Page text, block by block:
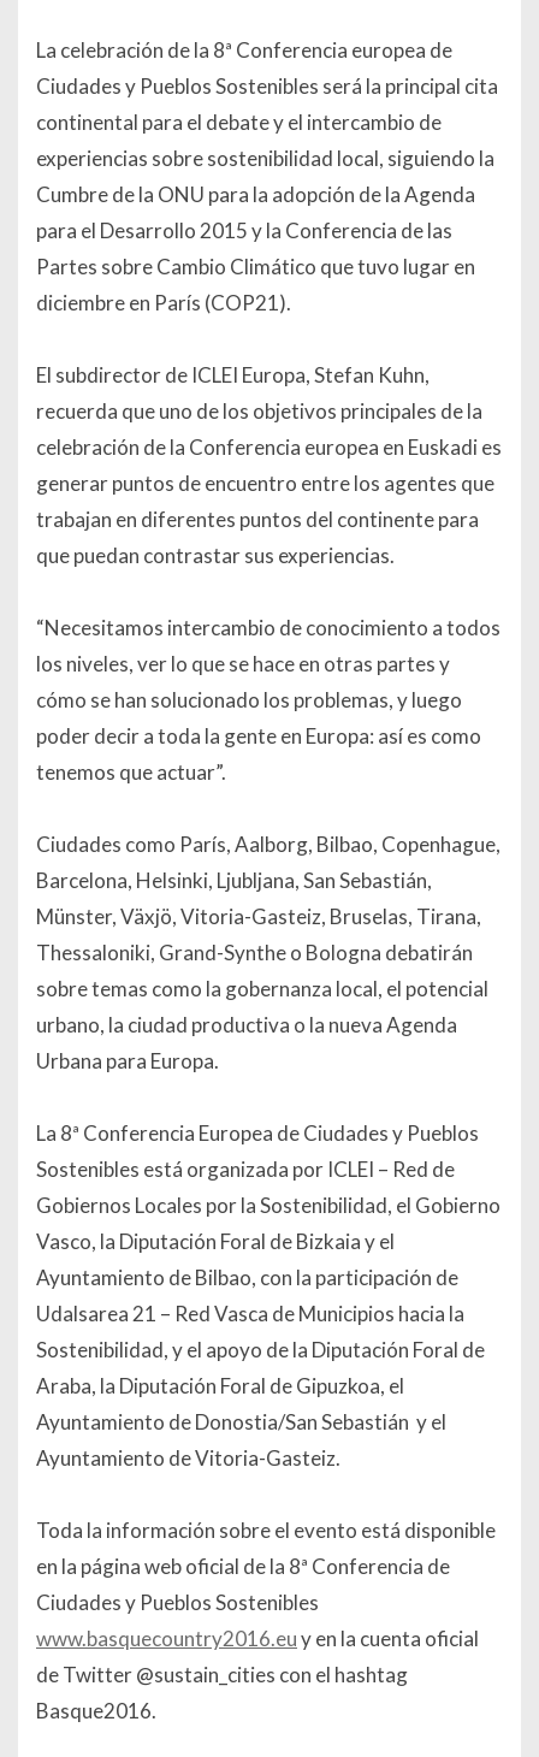
La celebración de la 8ª Conferencia europea de
Ciudades y Pueblos Sostenibles será la principal cita
continental para el debate y el intercambio de
experiencias sobre sostenibilidad local, siguiendo la
Cumbre de la ONU para la adopción de la Agenda
para el Desarrollo 2015 y la Conferencia de las
Partes sobre Cambio Climático que tuvo lugar en
diciembre en París (COP21).
El subdirector de ICLEI Europa, Stefan Kuhn,
recuerda que uno de los objetivos principales de la
celebración de la Conferencia europea en Euskadi es
generar puntos de encuentro entre los agentes que
trabajan en diferentes puntos del continente para
que puedan contrastar sus experiencias.
“Necesitamos intercambio de conocimiento a todos
los niveles, ver lo que se hace en otras partes y
cómo se han solucionado los problemas, y luego
poder decir a toda la gente en Europa: así es como
tenemos que actuar”.
Ciudades como París, Aalborg, Bilbao, Copenhague,
Barcelona, Helsinki, Ljubljana, San Sebastián,
Münster, Växjö, Vitoria-Gasteiz, Bruselas, Tirana,
Thessaloniki, Grand-Synthe o Bologna debatirán
sobre temas como la gobernanza local, el potencial
urbano, la ciudad productiva o la nueva Agenda
Urbana para Europa.
La 8ª Conferencia Europea de Ciudades y Pueblos
Sostenibles está organizada por ICLEI – Red de
Gobiernos Locales por la Sostenibilidad, el Gobierno
Vasco, la Diputación Foral de Bizkaia y el
Ayuntamiento de Bilbao, con la participación de
Udalsarea 21 – Red Vasca de Municipios hacia la
Sostenibilidad, y el apoyo de la Diputación Foral de
Araba, la Diputación Foral de Gipuzkoa, el
Ayuntamiento de Donostia/San Sebastián y el
Ayuntamiento de Vitoria-Gasteiz.
Toda la información sobre el evento está disponible
en la página web oficial de la 8ª Conferencia de
Ciudades y Pueblos Sostenibles
www.basquecountry2016.euy en la cuenta oficial
de Twitter @sustain_cities con el hashtag
Basque2016.